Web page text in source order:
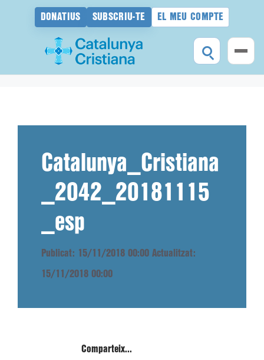
DONATIUS SUBSCRIU-TE EL MEU COMPTE
Catalunya_Cristiana
_2042_20181115
_esp
Publicat: 15/11/2018 00:00 Actualitzat:
15/11/2018 00:00
Comparteix...